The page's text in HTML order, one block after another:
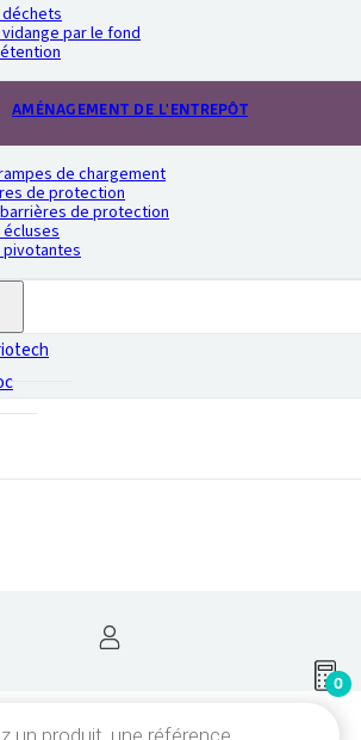
déchets
par le fond
AMÉNAGEMENT DE L'ENTREPÔT
de chargement
de protection
de protection
0